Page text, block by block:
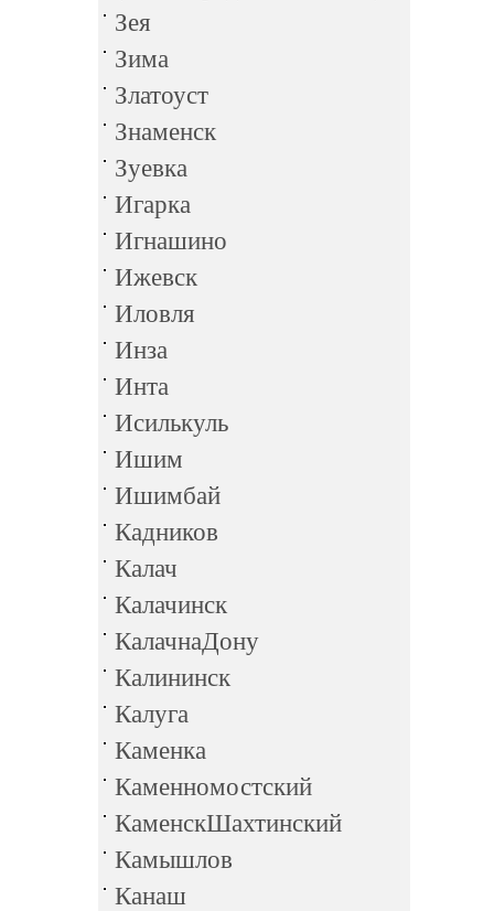
Зея
Зима
Златоуст
Знаменск
Зуевка
Игарка
Игнашино
Ижевск
Иловля
Инза
Инта
Исилькуль
Ишим
Ишимбай
Кадников
Калач
Калачинск
КалачнаДону
Калининск
Калуга
Каменка
Каменномостский
КаменскШахтинский
Камышлов
Канаш